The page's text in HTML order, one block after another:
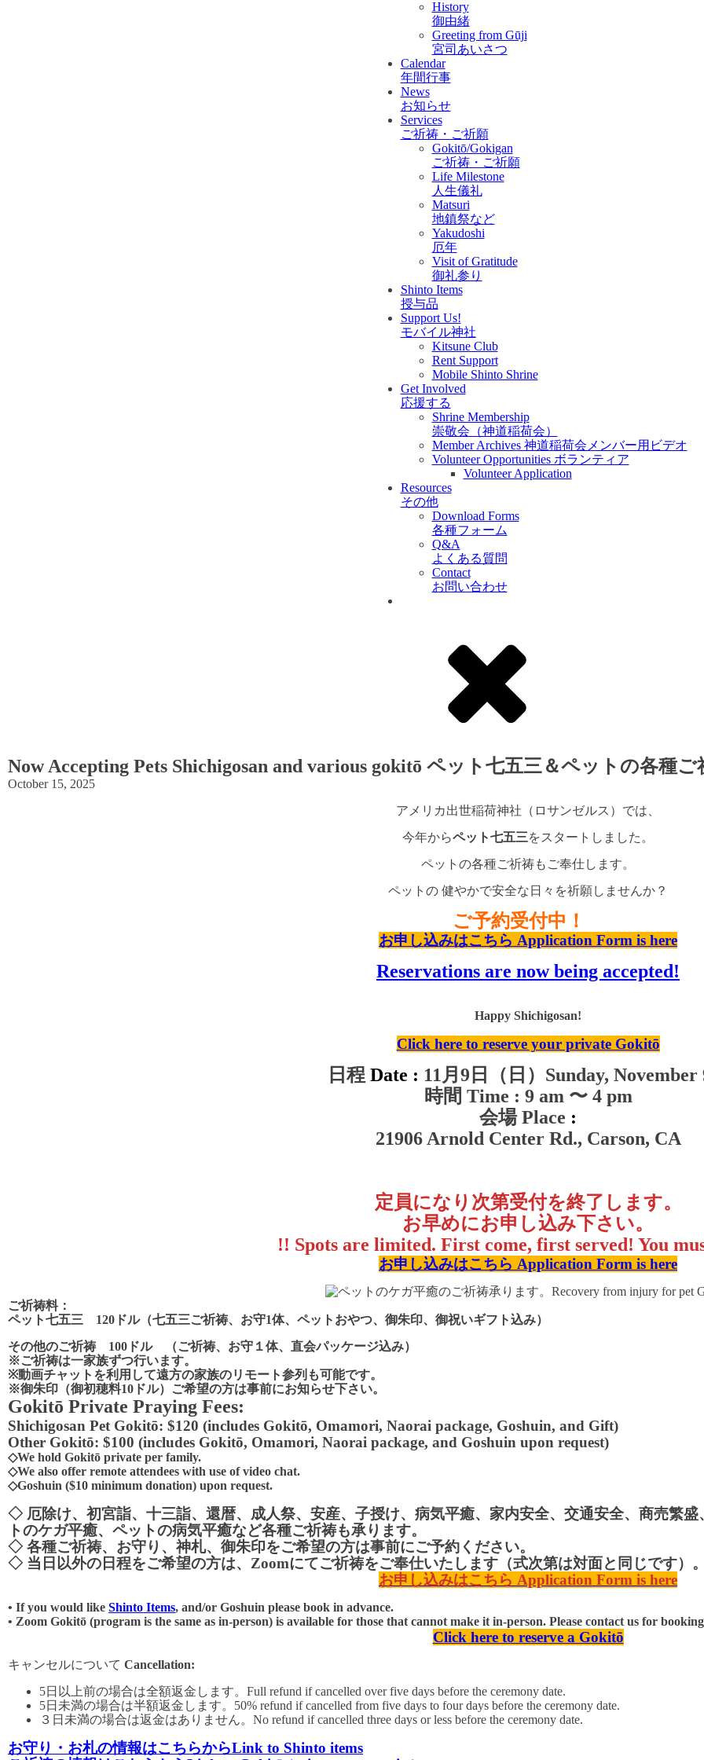
History
御由緒
Greeting from Gūji
宮司あいさつ
Calendar
年間行事
News
お知らせ
Services
ご祈祷・ご祈願
Gokitō/Gokigan
ご祈祷・ご祈願
Life Milestone
人生儀礼
Matsuri
地鎮祭など
Yakudoshi
厄年
Visit of Gratitude
御礼参り
Shinto Items
授与品
Support Us!
モバイル神社
Kitsune Club
Rent Support
Mobile Shinto Shrine
Get Involved
応援する
Shrine Membership
崇敬会（神道稲荷会）
Member Archives 神道稲荷会メンバー用ビデオ
Volunteer Opportunities ボランティア
Volunteer Application
Resources
その他
Download Forms
各種フォーム
Q&A
よくある質問
Contact
お問い合わせ
Now Accepting Pets Shichigosan and various gokitō ペット七五三＆ペットの各種
October 15, 2025
アメリカ出世稲荷神社（ロサンゼルス）では、
今年からペット七五三をスタートしました。
ペットの各種ご祈祷もご奉仕します。
ペットの 健やかで安全な日々を祈願しませんか？
ご予約受付中！
お申し込みはこちら Application Form is here
Reservations are now being accepted!
Happy Shichigosan!
Click here to reserve your private Gokitō
日程 Date : 11月9日（日） Sunday, November
時間 Time : 9 am 〜 4 pm
会場 Place :
21906 Arnold Center Rd., Carson, CA
定員になり次第受付を終了します。
お早めにお申し込み下さい。
!! Spots are limited. First come, first served! You
お申し込みはこちら Application Form is here
ご祈祷料：
ペット七五三 120ドル（七五三ご祈祷、お守1体、ペットおやつ、御朱印、御祝いギフト込み）
その他のご祈祷 100ドル
（ご祈祷、お守１体、 直会パッケージ込み）
※ご祈祷は一家族ずつ行います。
※動画チャットを利用して遠方の家族のリモート参列も可能です。
※御朱印（御初穂料10ドル）ご希望の方は事前にお知らせ下さい。
Gokitō Private Praying Fees:
Shichigosan Pet Gokitō: $120 (includes Gokitō, Omamori, Naorai package, Goshuin, and Gift)
Other Gokitō: $100 (includes Gokitō, Omamori, Naorai package, and Goshuin upon request)
◇We hold Gokitō private per family.
◇We also offer remote attendees with use of video chat.
◇Goshuin ($10 minimum donation) upon request.
◇ 厄除け、初宮詣、十三詣、還暦、成人祭、安産、子授け、病気平癒、家内安全、交通安全、 商売繁盛
トのケガ平癒、ペットの病気平癒など各種ご祈祷も承ります。
◇ 各種ご祈祷、お守り、神札、御朱印をご希望の方は事前にご予約ください。
◇ 当日以外の日程をご希望の方は、Zoomにてご祈祷をご奉仕いたします（式次第は対面と同じです）
お申し込みはこちら Application Form is here
• If you would like Shinto Items, and/or Goshuin please book in advance.
• Zoom Gokitō (program is the same as in-person) is available for those that cannot make it in-person. Please contact us for
Click here to reserve a Gokitō
キャンセルについて Cancellation:
5日以上前の場合は全額返金します。Full refund if cancelled over five days before the ceremony date.
5日未満の場合は半額返金します。50% refund if cancelled from five days to four days before the ceremony date.
３日未満の場合は返金はありません。No refund if cancelled three days or less before the ceremony date.
お守り・お札の情報はこちらからLink to Shinto items